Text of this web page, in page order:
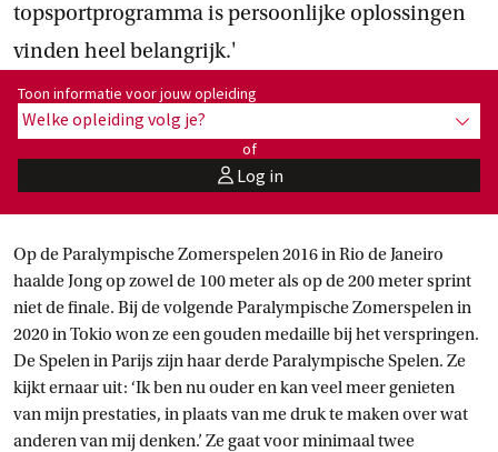
topsportprogramma is persoonlijke oplossingen
vinden heel belangrijk.'
Toon informatie voor opleiding:
Toon informatie voor jouw opleiding
Welke opleiding volg je? toon
of
userLog in
Op de Paralympische Zomerspelen 2016 in Rio de Janeiro
haalde Jong op zowel de 100 meter als op de 200 meter sprint
niet de finale. Bij de volgende Paralympische Zomerspelen in
2020 in Tokio won ze een gouden medaille bij het verspringen.
De Spelen in Parijs zijn haar derde Paralympische Spelen. Ze
kijkt ernaar uit: ‘Ik ben nu ouder en kan veel meer genieten
van mijn prestaties, in plaats van me druk te maken over wat
anderen van mij denken.’ Ze gaat voor minimaal twee